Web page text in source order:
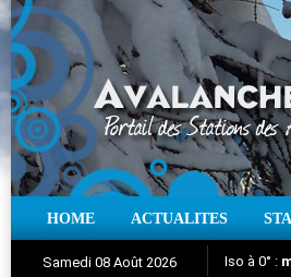
HOME ACTUALITES
Samedi 08 Août 2026 Iso à 0° :